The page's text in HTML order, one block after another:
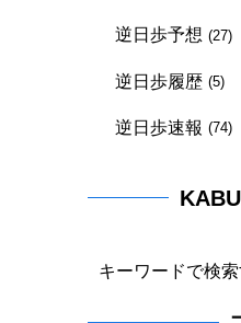
逆日歩予想 (27)
逆日歩履歴 (5)
逆日歩速報 (74)